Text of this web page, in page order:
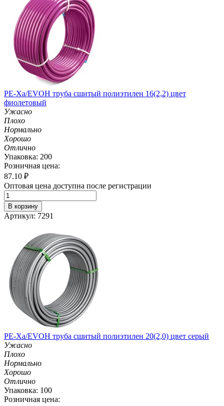
PE-Xa/EVOH труба сшитый полиэтилен 16(2,2) цвет
фиолетовый
Ужасно
Плохо
Нормально
Хорошо
Отлично
Упаковка: 200
Розничная цена:
87.10 ₽
Оптовая цена доступна после регистрации
В корзину
Артикул: 7291
PE-Xa/EVOH труба сшитый полиэтилен 20(2,0) цвет серый
Ужасно
Плохо
Нормально
Хорошо
Отлично
Упаковка: 100
Розничная цена: